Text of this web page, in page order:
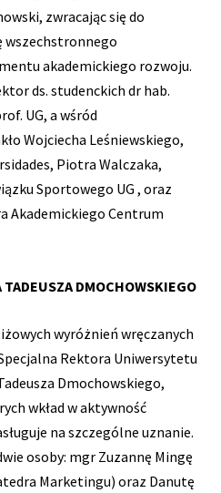
zwracając się do
wszechstronnego
akademickiego rozwoju.
ds. studenckich dr hab.
UG, a wśród
Wojciecha Leśniewskiego,
Piotra Walczaka,
Sportowego UG , oraz
Akademickiego Centrum
DMOCHOWSKIEGO
wyróżnień wręczanych
Rektora Uniwersytetu
Dmochowskiego,
wkład w aktywność
na szczególne uznanie.
osoby: mgr Zuzannę Mingę
Marketingu) oraz Danutę